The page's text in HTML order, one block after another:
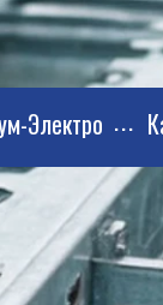
Электро